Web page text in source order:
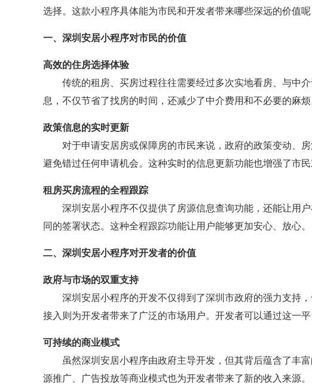
选择。这款小程序具体能为市民和开发者带来哪些深远的价值呢
一、深圳安居小程序对市民的价值
高效的住房选择体验
传统的租房、买房过程往往需要经过多次实地看房、与中
息，不仅节省了找房的时间，还减少了中介费用和不必要的麻
政策信息的实时更新
对于申请安居房或保障房的市民来说，政府的政策变动、
避免错过任何申请机会。这种实时的信息更新功能也增强了市民
租房买房流程的全程跟踪
深圳安居小程序不仅提供了房源信息查询功能，还能让用
同的签署状态。这种全程跟踪功能让用户能够更加安心、放心。
二、深圳安居小程序对开发者的价值
政府与市场的双重支持
深圳安居小程序的开发不仅得到了深圳市政府的强力支持
接入则为开发者带来了广泛的市场用户。开发者可以通过这一
可持续的商业模式
虽然深圳安居小程序由政府主导开发，但其背后蕴含了丰
源推广、广告投放等商业模式也为开发者带来了新的收入来源。